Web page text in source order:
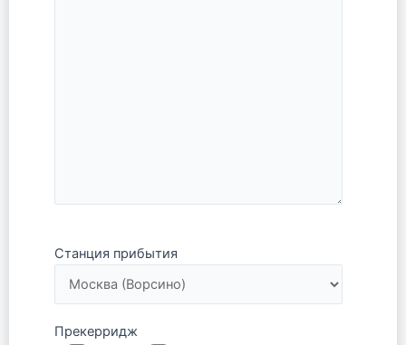
Станция прибытия
Прекерридж